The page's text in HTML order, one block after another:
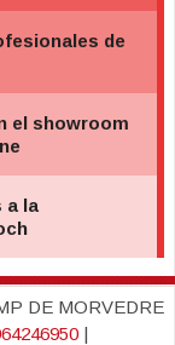
DE MORVEDRE
|